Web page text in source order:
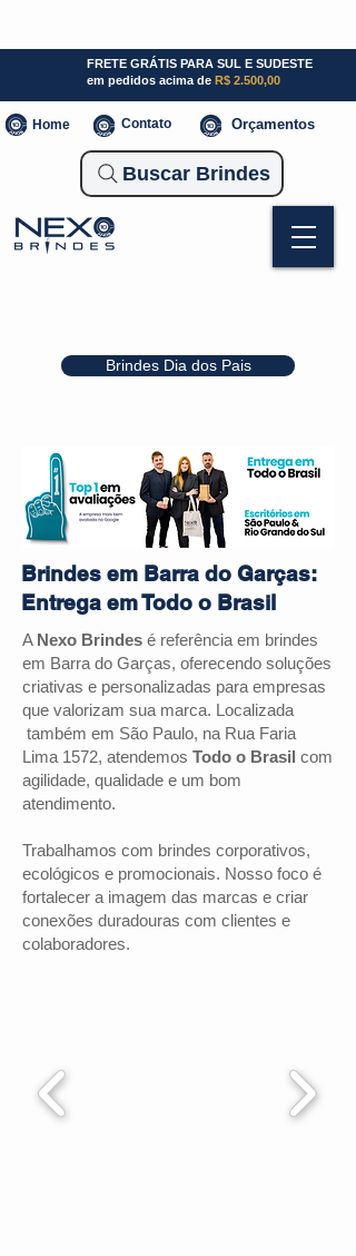
Brindes Dia dos Pais
FRETE GRÁTIS PARA SUL E SUDESTE
em pedidos acima de R$ 2.500,00
Home Contato Orçamentos
Buscar Brindes
Brindes em Barra do Garças:
Entrega em Todo o Brasil
A Nexo Brindes é referência em brindes
em Barra do Garças, oferecendo soluções
criativas e personalizadas para empresas
que valorizam sua marca. Localizada
também em São Paulo, na Rua Faria
Lima 1572, atendemos Todo o Brasil com
agilidade, qualidade e um bom
atendimento.
Trabalhamos com brindes corporativos,
ecológicos e promocionais. Nosso foco é
fortalecer a imagem das marcas e criar
conexões duradouras com clientes e
colaboradores.